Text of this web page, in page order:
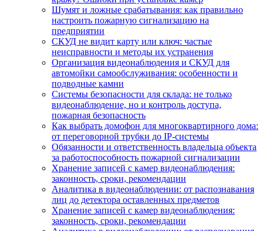
Шумят и ложные срабатывания: как правильно
настроить пожарную сигнализацию на
предприятии
СКУД не видит карту или ключ: частые
неисправности и методы их устранения
Организация видеонаблюдения и СКУД для
автомойки самообслуживания: особенности и
подводные камни
Системы безопасности для склада: не только
видеонаблюдение, но и контроль доступа,
пожарная безопасность
Как выбрать домофон для многоквартирного дома:
от переговорной трубки до IP-системы
Обязанности и ответственность владельца объекта
за работоспособность пожарной сигнализации
Хранение записей с камер видеонаблюдения:
законность, сроки, рекомендации
Аналитика в видеонаблюдении: от распознавания
лиц до детектора оставленных предметов
Хранение записей с камер видеонаблюдения:
законность, сроки, рекомендации